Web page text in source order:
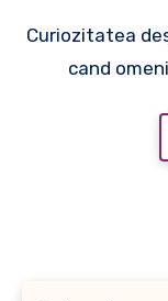
Curiozitatea despre astrele de pe cer a inceput de
cand